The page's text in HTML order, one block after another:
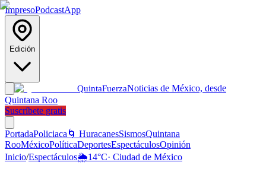
ImpresoPodcastApp
Edición
QuintaFuerzaNoticias de México, desde
Quintana Roo
Suscríbete gratis
PortadaPoliciaca 🌀 HuracanesSismosQuintana
RooMéxicoPolíticaDeportesEspectáculosOpinión
Inicio/Espectáculos🌦️14°C· Ciudad de México